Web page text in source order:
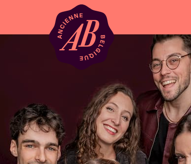
Location de
BRDCST